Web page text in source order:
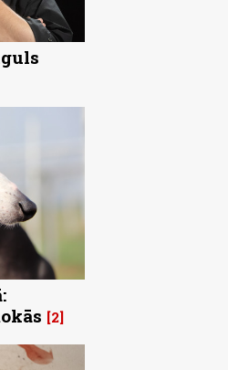
2